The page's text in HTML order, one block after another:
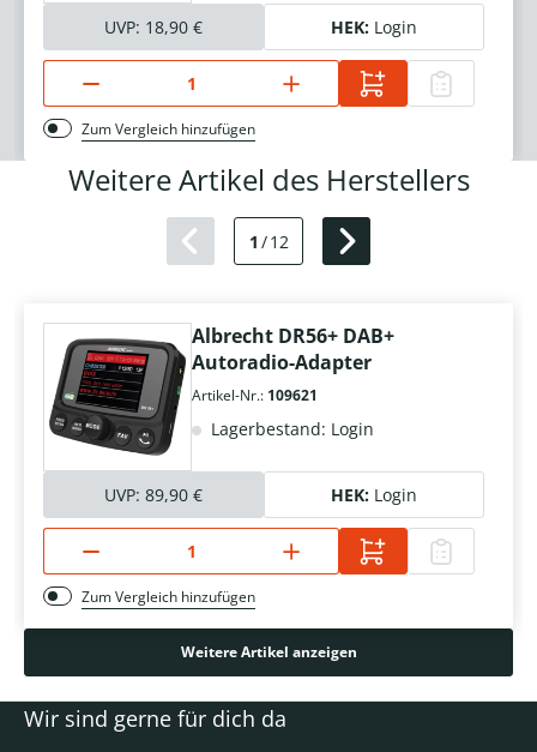
UVP: 18,90 € HEK: Login
Zum Vergleich hinzufügen
Weitere Artikel des Herstellers
1 /12
Albrecht DR56+ DAB+
Autoradio-Adapter
Artikel-Nr.: 109621
Lagerbestand: Login
UVP: 89,90 € HEK: Login
Zum Vergleich hinzufügen
Weitere Artikel anzeigen
Wir sind gerne für dich da